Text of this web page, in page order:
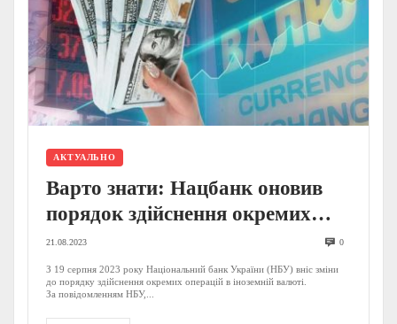
АКТУАЛЬНО
Варто знати: Нацбанк оновив
порядок здійснення окремих
операцій в іноземній валюті
21.08.2023 0
З 19 серпня 2023 року Національний банк України (НБУ) вніс зміни
до порядку здійснення окремих операцій в іноземній валюті.
За повідомленням НБУ,...